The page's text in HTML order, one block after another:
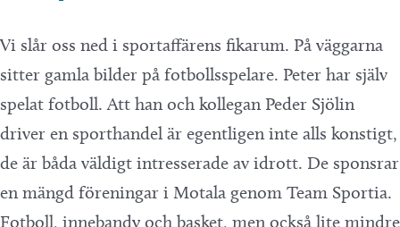
Vi slår oss ned i sportaffärens fikarum. På väggarna
sitter gamla bilder på fotbollsspelare. Peter har själv
spelat fotboll. Att han och kollegan Peder Sjölin
driver en sporthandel är egentligen inte alls konstigt,
de är båda väldigt intresserade av idrott. De sponsrar
en mängd föreningar i Motala genom Team Sportia.
Fotboll, innebandy och basket, men också lite mindre